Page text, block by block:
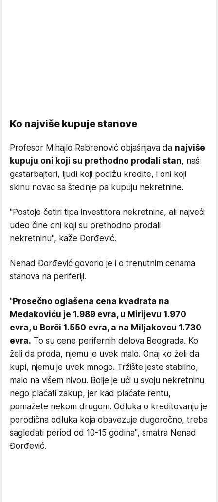
Ko najviše kupuje stanove
Profesor Mihajlo Rabrenović objašnjava da najviše
kupuju oni koji su prethodno prodali stan, naši
gastarbajteri, ljudi koji podižu kredite, i oni koji
skinu novac sa štednje pa kupuju nekretnine.
"Postoje četiri tipa investitora nekretnina, ali najveći
udeo čine oni koji su prethodno prodali
nekretninu", kaže Đorđević.
Nenad Đorđević govorio je i o trenutnim cenama
stanova na periferiji.
"Prosečno oglašena cena kvadrata na
Medakoviću je 1.989 evra, u Mirijevu 1.970
evra, u Borči 1.550 evra, a na Miljakovcu 1.730
evra. To su cene perifernih delova Beograda. Ko
želi da proda, njemu je uvek malo. Onaj ko želi da
kupi, njemu je uvek mnogo. Tržište jeste stabilno,
malo na višem nivou. Bolje je ući u svoju nekretninu
nego plaćati zakup, jer kad plaćate rentu,
pomažete nekom drugom. Odluka o kreditovanju je
porodična odluka koja obavezuje dugoročno, treba
sagledati period od 10-15 godina", smatra Nenad
Đorđević.